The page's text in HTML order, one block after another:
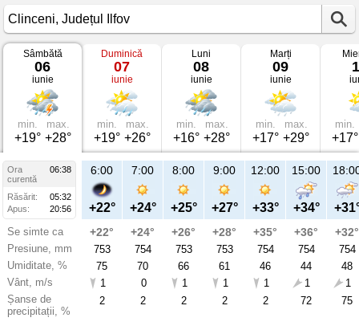
Vremea
Clinceni
06
iunie
2026
Județul
Ilfov
Sâmbătă
06
iunie
min.
+19°
max.
+28°
Duminică
07
iunie
min.
+19°
max.
+26°
Luni
08
iunie
min.
+16°
max.
+28°
Marți
09
iunie
min.
+17°
max.
+29°
min.
+17°
Ora
06:38
curentă
Răsărit:
05:32
Apus:
20:56
Se simte ca
Presiune, mm
Umiditate, %
Vânt, m/s
Șanse de
precipitații, %
6:00
+22°
+22°
753
75
1
2
7:00
+24°
+24°
754
70
0
2
8:00
+25°
+26°
753
66
1
2
9:00
+27°
+28°
753
61
1
2
12:00
+33°
+35°
754
46
1
2
15:00
+34°
+36°
754
44
1
72
+32°
754
48
1
75